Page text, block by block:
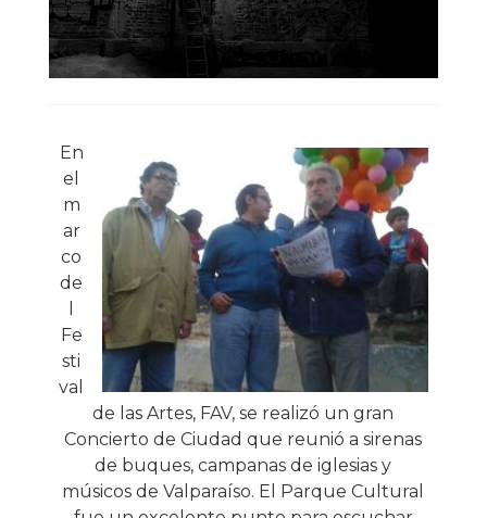
En
el
m
ar
co
de
Fe
sti
val
de las Artes, FAV, se realizó un gran
Concierto de Ciudad que reunió a sirenas
de buques, campanas de iglesias y
músicos de Valparaíso. El Parque Cultural